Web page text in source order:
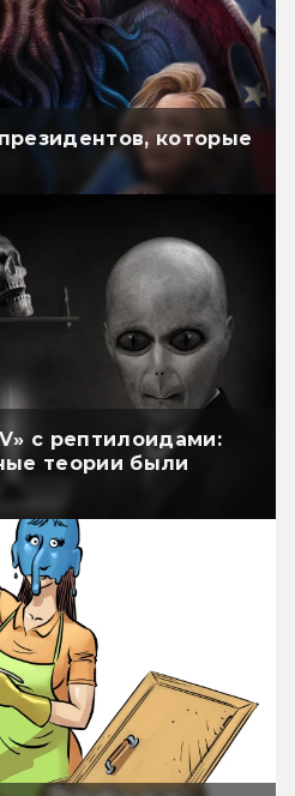
которые
с рептилоидами:
теории были